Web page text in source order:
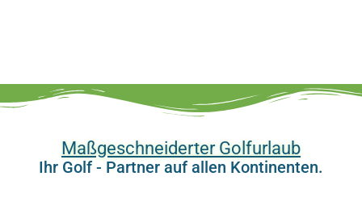
Maßgeschneiderter Golfurlaub
Ihr Golf - Partner auf allen Kontinenten.